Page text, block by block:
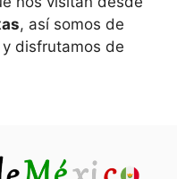
, así somos de
y disfrutamos de